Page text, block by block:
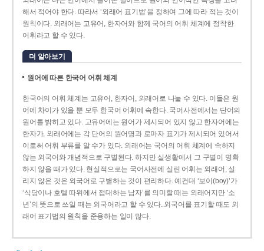
해서 적어야 한다. 따라서 ‘외래어 표기법’을 정하여 그에 따라 적는 것이
원칙이다. 외래어는 고유어, 한자어와 함께 국어의 어휘 체계에 정착한
어휘라고 할 수 있다.
더 알아보기
원어에 따른 한국어 어휘 체계
한국어의 어휘 체계는 고유어, 한자어, 외래어로 나눌 수 있다. 이들은 원
어에 차이가 있을 뿐 모두 한국어 어휘에 속한다. 국어사전에서는 단어의
원어를 밝히고 있다. 고유어에는 원어가 제시되어 있지 않고 한자어에는
한자가, 외래어에는 각 단어의 원어명과 로마자 표기가 제시되어 있어서
이로써 어휘 부류를 알 수가 있다. 외래어는 국어의 어휘 체계에 속하지
않는 외국어와 개념적으로 구별된다. 하지만 실생활에서 그 구별이 명확
하지 않을 때가 있다. 현실적으로는 국어사전에 실린 어휘는 외래어, 실
리지 않은 것은 외국어로 구별하는 것이 편리하다. 예컨대 ‘보이(boy)’가
‘식당이나 호텔 따위에서 접대하는 남자’를 의미할 때는 외래어지만 ‘소
년’의 뜻으로 쓰일 때는 외국어라고 할 수 있다. 외국어를 표기할 때도 외
래어 표기법의 원칙을 준용하는 일이 많다.